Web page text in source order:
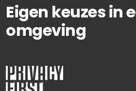
Eigen keuzes in
omgeving